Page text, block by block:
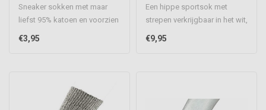
Sneaker sokken met maar
liefst 95% katoen en voorzien
van een siliconen antislip..
€3,95
Een hippe sportsok met
strepen verkrijgbaar in het wit,
zwart en grijs. De sokke..
€9,95